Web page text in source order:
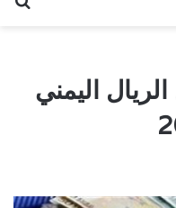
اليمني